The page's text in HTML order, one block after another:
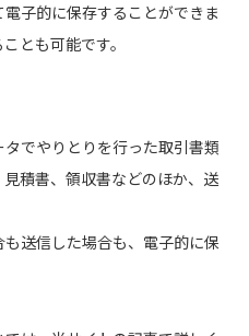
子的に保存することができま
とも可能です。
でやりとりを行った取引書類
積書、領収書などのほか、送
送信した場合も、電子的に保